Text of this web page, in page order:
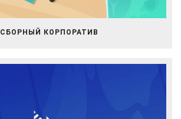
СБОРНЫЙ КОРПОРАТИВ